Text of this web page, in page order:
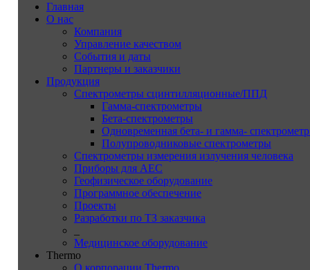
Главная
О нас
Компания
Управление качеством
События и даты
Партнеры и заказчики
Продукция
Спектрометры сцинтилляционные/ППД
Гамма-спектрометры
Бета-спектрометры
Одновременная бета- и гамма-
Полупроводниковые спектрометры
Спектрометры измерения излучения человека
Приборы для АЕС
Геофизическое оборудование
Программное обеспечение
Проекты
Разработки по ТЗ заказчика
Медицинское оборудование
Thermo
О корпорации Thermo